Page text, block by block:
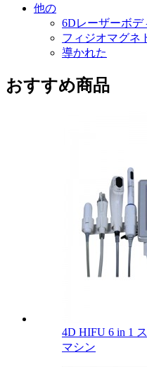
他の
6Dレーザーボデ
フィジオマグネ
導かれた
おすすめ商品
4D HIFU 6 in 1
マシン